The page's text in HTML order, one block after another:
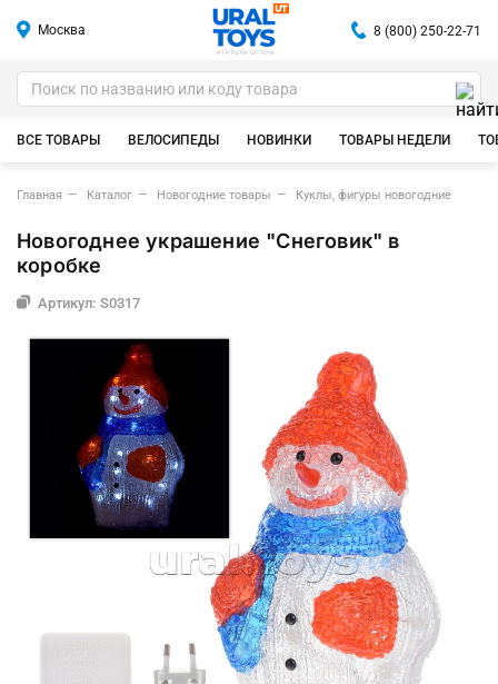
Москва
ИГРУШКИ ОПТОМ
8 (800) 250-22-71
ВСЕ ТОВАРЫ ВЕЛОСИПЕДЫ НОВИНКИ ТОВАРЫ НЕДЕЛИ
Главная Каталог Новогодние товары Куклы, фигуры новогодние
Новогоднее украшение "Снеговик" в
коробке
Артикул: S0317